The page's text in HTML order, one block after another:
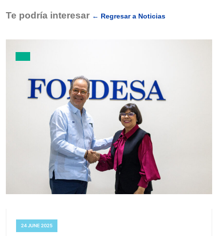
Te podría interesar ← Regresar a Noticias
24 JUNE 2025